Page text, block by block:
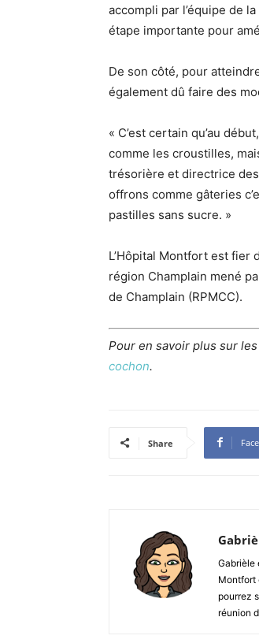
accompli par l’équipe de
étape importante pour
De son côté, pour
également dû faire des
« C’est certain qu’au
comme les croustilles,
trésorière et directrice des
offrons comme gâteries
pastilles sans sucre. »
L’Hôpital Montfort est fier
région Champlain mené
de Champlain (RPMCC).
Pour en savoir plus sur
cochon.
Share
Gabrièle
Montfort
pourrez
réunion